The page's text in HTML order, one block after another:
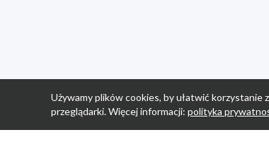
Używamy plików cookies, by ułatwić korzystanie
przeglądarki. Więcej informacji: polityka